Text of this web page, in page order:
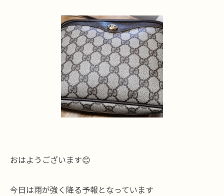
おはようございます😊
今日は雨が強く降る予報となっています